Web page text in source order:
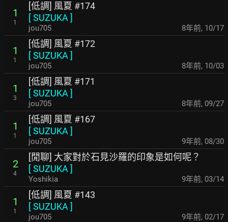
1
1
[低調] 風夏 #174
[SUZUKA ]
jou705 8年前, 10/17
1
1
[低調] 風夏 #172
[SUZUKA ]
jou705 8年前, 10/03
1
3
[低調] 風夏 #171
[SUZUKA ]
jou705 8年前, 09/27
1
1
[低調] 風夏 #167
[SUZUKA ]
jou705 9年前, 08/30
2
4
[閒聊] 大家對於石見沙羅的印象是如何呢？
[SUZUKA ]
Yoshikia 9年前, 03/14
1
1
[低調] 風夏 #143
[SUZUKA ]
jou705 9年前, 02/17